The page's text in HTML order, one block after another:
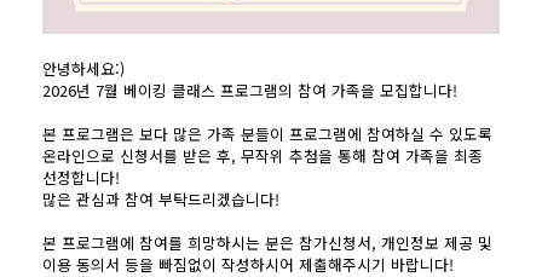
안녕하세요:)
2026년 7월 베이킹 클래스 프로그램의 참여 가족을 모집합니다!
본 프로그램은 보다 많은 가족 분들이 프로그램에 참여하실 수 있도록
온라인으로 신청서를 받은 후, 무작위 추첨을 통해 참여 가족을 최종
선정합니다!
많은 관심과 참여 부탁드리겠습니다!
본 프로그램에 참여를 희망하시는 분은 참가신청서, 개인정보 제공 및
이용 동의서 등을 빠짐없이 작성하시어 제출해주시기 바랍니다!